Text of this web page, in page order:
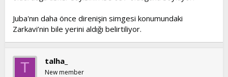
Juba'nın daha önce direnişin simgesi konumundaki
Zarkavi’nin bile yerini aldığı belirtiliyor.
T talha_
New member